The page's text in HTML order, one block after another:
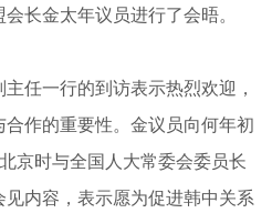
长金太年议员进行了会晤。
任一行的到访表示热烈欢迎，
作的重要性。金议员向何年初
京时与全国人大常委会委员长
内容，表示愿为促进韩中关系